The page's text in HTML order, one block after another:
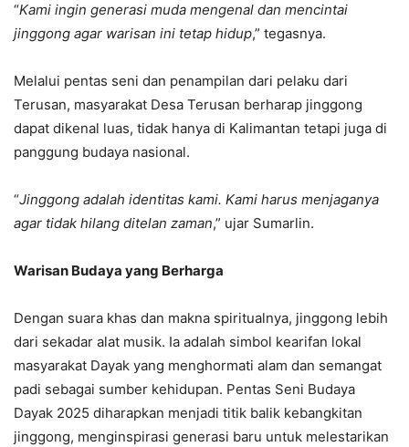
“Kami ingin generasi muda mengenal dan mencintai
jinggong agar warisan ini tetap hidup,” tegasnya.
Melalui pentas seni dan penampilan dari pelaku dari
Terusan, masyarakat Desa Terusan berharap jinggong
dapat dikenal luas, tidak hanya di Kalimantan tetapi juga di
panggung budaya nasional.
“Jinggong adalah identitas kami. Kami harus menjaganya
agar tidak hilang ditelan zaman,” ujar Sumarlin.
Warisan Budaya yang Berharga
Dengan suara khas dan makna spiritualnya, jinggong lebih
dari sekadar alat musik. Ia adalah simbol kearifan lokal
masyarakat Dayak yang menghormati alam dan semangat
padi sebagai sumber kehidupan. Pentas Seni Budaya
Dayak 2025 diharapkan menjadi titik balik kebangkitan
jinggong, menginspirasi generasi baru untuk melestarikan